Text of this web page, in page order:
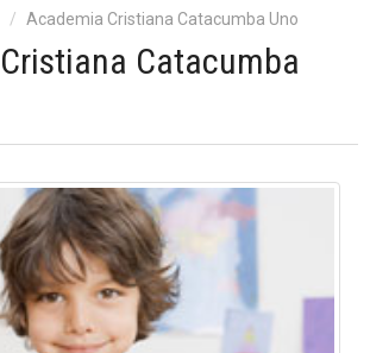
Academia Cristiana Catacumba Uno
Catacumba